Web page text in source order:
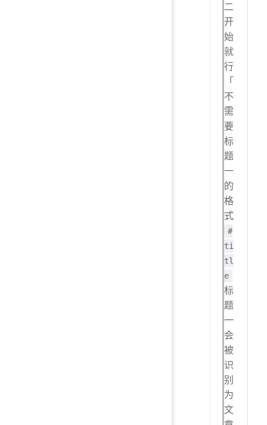
二
开
始
就
行
「
不
需
要
标
题
一
的
格
式
#
ti
tl
e
标
题
一
会
被
识
别
为
文